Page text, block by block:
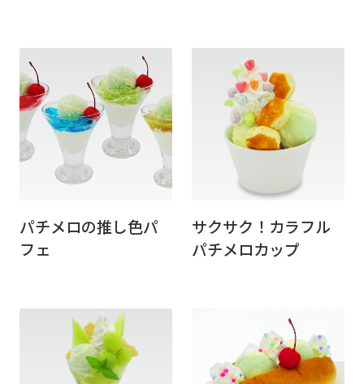
パチメロの推し色パ
フェ
サクサク！カラフル
パチメロカップ